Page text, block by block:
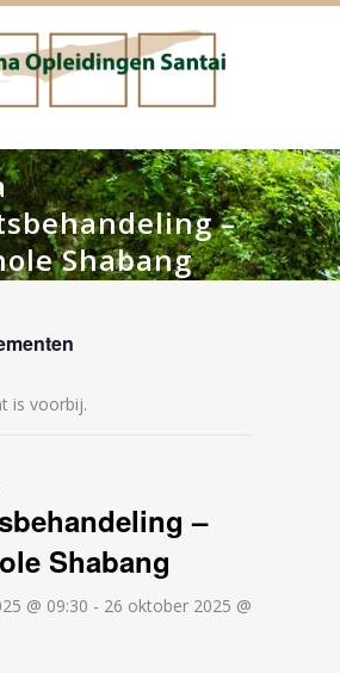
–
Shabang
is voorbij.
–
Shabang
@ 09:30 - 26 oktober 2025 @